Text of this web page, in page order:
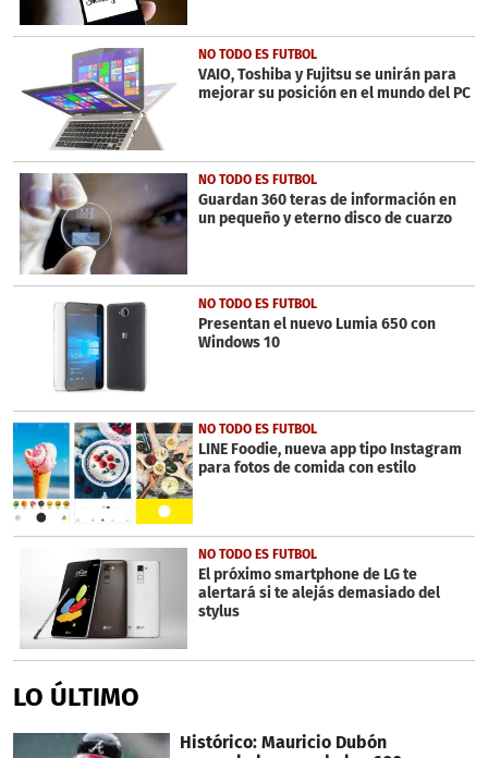
NO TODO ES FUTBOL
VAIO, Toshiba y Fujitsu se unirán para
mejorar su posición en el mundo del PC
NO TODO ES FUTBOL
Guardan 360 teras de información en
un pequeño y eterno disco de cuarzo
NO TODO ES FUTBOL
Presentan el nuevo Lumia 650 con
Windows 10
NO TODO ES FUTBOL
LINE Foodie, nueva app tipo Instagram
para fotos de comida con estilo
NO TODO ES FUTBOL
El próximo smartphone de LG te
alertará si te alejás demasiado del
stylus
LO ÚLTIMO
Histórico: Mauricio Dubón